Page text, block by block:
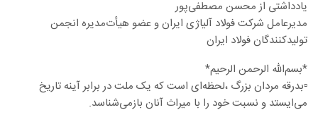
یادداشتی از محسن مصطفی‌پور
مدیرعامل شرکت فولاد آلیاژی ایران و عضو هیأت‌مدیره انجمن
تولیدکنندگان فولاد ایران
*بسم‌الله الرحمن الرحیم*
▫️بدرقه مردان بزرگ ،لحظه‌ای است که یک ملت در برابر آینه تاریخ
می‌ایستد و نسبت خود را با میراث آنان بازمی‌شناسد.